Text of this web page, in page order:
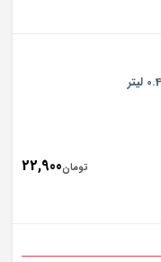
تومان22,900